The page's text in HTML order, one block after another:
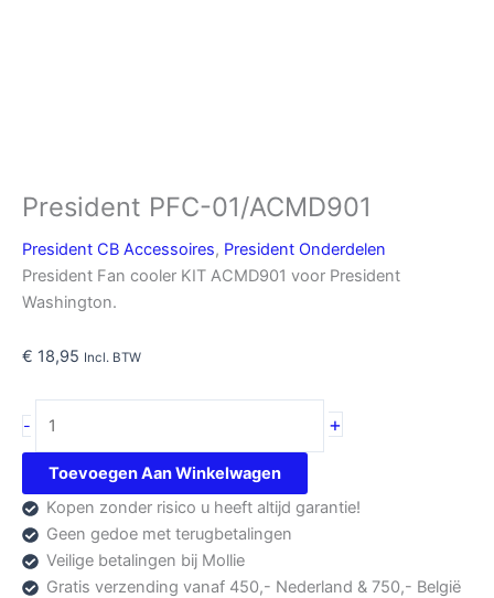
President PFC-01/ACMD901
President CB Accessoires, President Onderdelen
President Fan cooler KIT ACMD901 voor President
Washington.
€ 18,95 Incl. BTW
-
PFC-
01/ACMD901
aantal
+
Toevoegen Aan Winkelwagen
Kopen zonder risico u heeft altijd garantie!
Geen gedoe met terugbetalingen
Veilige betalingen bij Mollie
Gratis verzending vanaf 450,- Nederland & 750,- België